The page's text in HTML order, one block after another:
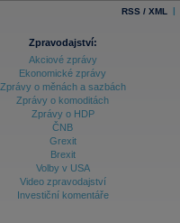
RSS / XML |
Zpravodajství:
Akciové zprávy
Ekonomické zprávy
Zprávy o měnách a sazbách
Zprávy o komoditách
Zprávy o HDP
ČNB
Grexit
Brexit
Volby v USA
Video zpravodajství
Investiční komentáře